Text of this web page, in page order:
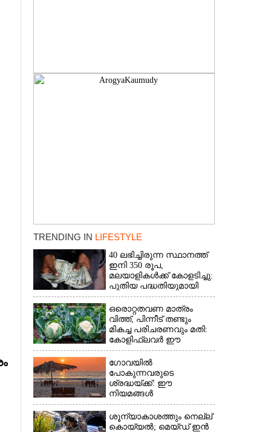
TRENDING IN LIFESTYLE
40 ലഭിച്ചിരുന്ന സ്ഥാനത്ത്
ഇനി 350 രൂപ,
മലയാളികൾക്ക് കോളടിച്ചു:
പുതിയ പദ്ധതിയുമായി
നാളികേര ബോർഡ്
ഒരൊറ്റതവണ മാത്രം
വിത്ത്, പിന്നീട് തണ്ടും
മികച്ച പരിചരണവും മതി:
കോളിഫ്ലവർ ഈ
രീതിയിലും കൃഷിചെയ്യാം
ഗോവയിൽ
പോകുന്നവരുടെ
ശ്രദ്ധയ്ക്ക്: ഈ
നിയമങ്ങൾ
പാലിക്കാത്തവർക്ക്
ഇനിമുതൽ ഒരു ലക്ഷം
രൂപവരെ പിഴ
ശൂന്യാകാശത്തും നെല്ല്
കൊയ്യൽ; മെയ്‌ഡ് ഇൻ